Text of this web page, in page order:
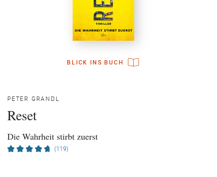
BLICK INS BUCH
PETER GRANDL
Reset
Die Wahrheit stirbt zuerst
(119)